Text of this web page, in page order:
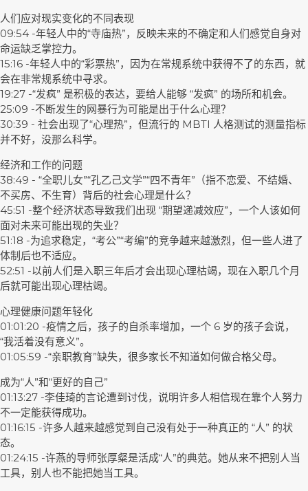
人们应对现实变化的不同表现
09:54 -年轻人中的“寺庙热”，反映未来的不确定和人们感觉自身对
命运缺乏掌控力。
15:16 -年轻人中的“彩票热”，因为在常规系统中获得不了的东西，就
会在非常规系统中寻求。
19:27 -“发疯” 是积极的表达，要给人能够 “发疯” 的场所和机会。
25:09 -不断发生的网暴行为可能是出于什么心理？
30:39 - 社会出现了“心理热”，但流行的 MBTI 人格测试的测量指标
并不好，没那么科学。
经济和工作的问题
38:49 - “全职儿女”“孔乙己文学”“四不青年”（指不恋爱、不结婚、
不买房、不生育）背后的社会心理是什么？
45:51 -整个经济状态导致我们出现 “期望递减效应”，一个人该如何
面对未来可能出现的失业？
51:18 -为追求稳定，“考公”“考编”的竞争越来越激烈，但一些人进了
体制后也不适应。
52:51 -以前人们是入职三年后才会出现心理枯竭，现在入职几个月
后就可能出现心理枯竭。
心理健康问题年轻化
01:01:20 -疫情之后，孩子的自杀率增加，一个 6 岁的孩子会说，
“我活着没有意义”。
01:05:59 -“亲职教育”缺失，很多家长不知道如何做合格父母。
成为“人”和“更好的自己”
01:13:27 -李佳琦的言论遭到讨伐，说明许多人相信现在靠个人努力
不一定能获得成功。
01:16:15 -许多人越来越感觉到自己没有处于一种真正的 “人” 的状
态。
01:24:15 -许燕的导师张厚粲是活成“人”的典范。她从来不把别人当
工具，别人也不能把她当工具。